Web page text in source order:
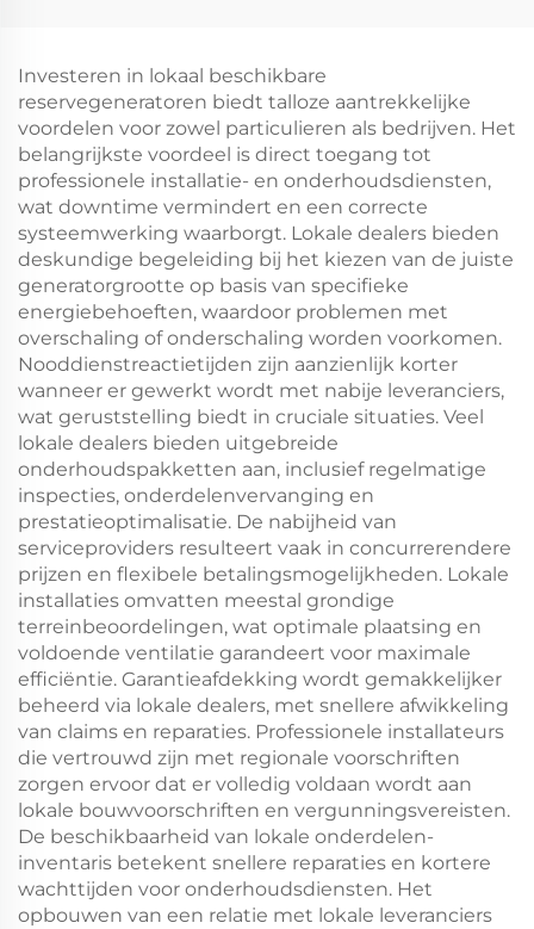
dieselgeneratorset
Investeren in lokaal beschikbare
reservegeneratoren biedt talloze aantrekkelijke
voordelen voor zowel particulieren als bedrijven. Het
belangrijkste voordeel is direct toegang tot
professionele installatie- en onderhoudsdiensten,
wat downtime vermindert en een correcte
systeemwerking waarborgt. Lokale dealers bieden
deskundige begeleiding bij het kiezen van de juiste
generatorgrootte op basis van specifieke
energiebehoeften, waardoor problemen met
overschaling of onderschaling worden voorkomen.
Nooddienstreactietijden zijn aanzienlijk korter
wanneer er gewerkt wordt met nabije leveranciers,
wat geruststelling biedt in cruciale situaties. Veel
lokale dealers bieden uitgebreide
onderhoudspakketten aan, inclusief regelmatige
inspecties, onderdelenvervanging en
prestatieoptimalisatie. De nabijheid van
serviceproviders resulteert vaak in concurrerendere
prijzen en flexibele betalingsmogelijkheden. Lokale
installaties omvatten meestal grondige
terreinbeoordelingen, wat optimale plaatsing en
voldoende ventilatie garandeert voor maximale
efficiëntie. Garantieafdekking wordt gemakkelijker
beheerd via lokale dealers, met snellere afwikkeling
van claims en reparaties. Professionele installateurs
die vertrouwd zijn met regionale voorschriften
zorgen ervoor dat er volledig voldaan wordt aan
lokale bouwvoorschriften en vergunningsvereisten.
De beschikbaarheid van lokale onderdelen-
inventaris betekent snellere reparaties en kortere
wachttijden voor onderhoudsdiensten. Het
opbouwen van een relatie met lokale leveranciers